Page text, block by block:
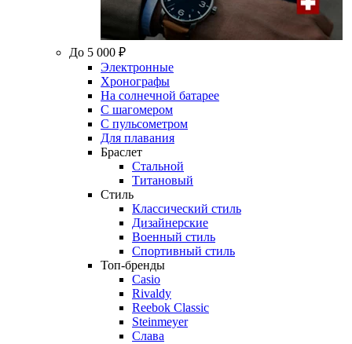
До 5 000 ₽
Электронные
Хронографы
На солнечной батарее
С шагомером
С пульсометром
Для плавания
Браслет
Стальной
Титановый
Стиль
Классический стиль
Дизайнерские
Военный стиль
Спортивный стиль
Топ-бренды
Casio
Rivaldy
Reebok Classic
Steinmeyer
Слава